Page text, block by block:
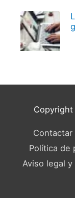
Contactar
Política de
Aviso legal